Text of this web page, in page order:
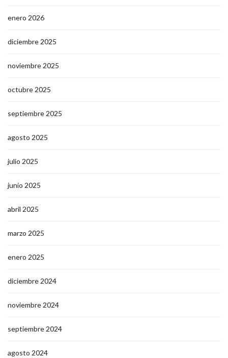
enero 2026
diciembre 2025
noviembre 2025
octubre 2025
septiembre 2025
agosto 2025
julio 2025
junio 2025
abril 2025
marzo 2025
enero 2025
diciembre 2024
noviembre 2024
septiembre 2024
agosto 2024